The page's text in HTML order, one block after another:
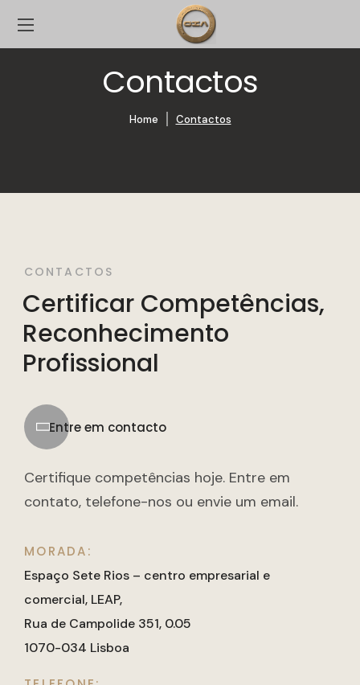
Contactos
Home Contactos
CONTACTOS
Certificar Competências,
Reconhecimento
Profissional
Entre em contacto
Certifique competências hoje. Entre em
contato, telefone-nos ou envie um email.
MORADA:
Espaço Sete Rios – centro empresarial e
comercial, LEAP,
Rua de Campolide 351, 0.05
1070-034 Lisboa